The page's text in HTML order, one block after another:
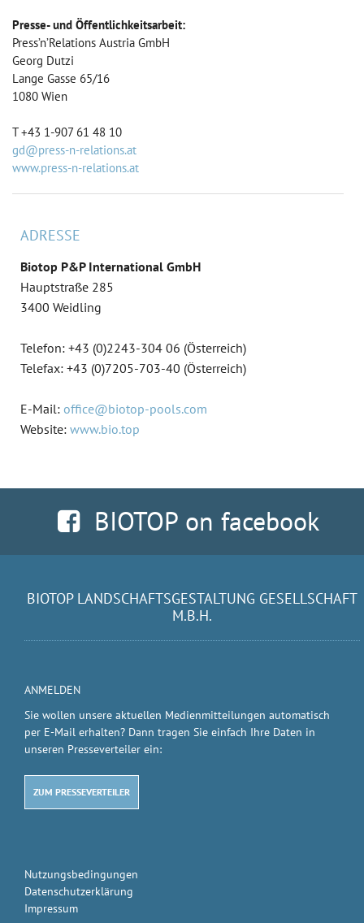
Presse- und Öffentlichkeitsarbeit:
Press’n’Relations Austria GmbH
Georg Dutzi
Lange Gasse 65/16
1080 Wien
T +43 1-907 61 48 10
gd@press-n-relations.at
www.press-n-relations.at
ADRESSE
Biotop P&P International GmbH
Hauptstraße 285
3400 Weidling
Telefon: +43 (0)2243-304 06 (Österreich)
Telefax: +43 (0)7205-703-40 (Österreich)
E-Mail: office@biotop-pools.com
Website: www.bio.top
BIOTOP on facebook
BIOTOP LANDSCHAFTSGESTALTUNG GESELLSCHAFT
M.B.H.
ANMELDEN
Sie wollen unsere aktuellen Medienmitteilungen automatisch
per E-Mail erhalten? Dann tragen Sie einfach Ihre Daten in
unseren Presseverteiler ein:
ZUM PRESSEVERTEILER
Nutzungsbedingungen
Datenschutzerklärung
Impressum